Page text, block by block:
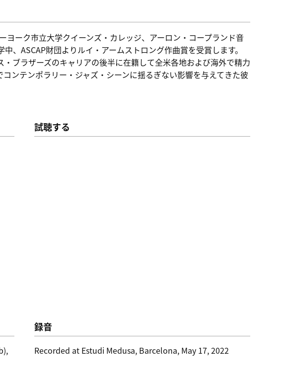
ーク市立大学クイーンズ・カレッジ、アーロン・コープランド音
、ASCAP財団よりルイ・アームストロング作曲賞を受賞します。
ブラザーズのキャリアの後半に在籍して全米各地および海外で精力
ンテンポラリー・ジャズ・シーンに揺るぎない影響を与えてきた彼
試聴する
録音
Recorded at Estudi Medusa, Barcelona, May 17, 2022